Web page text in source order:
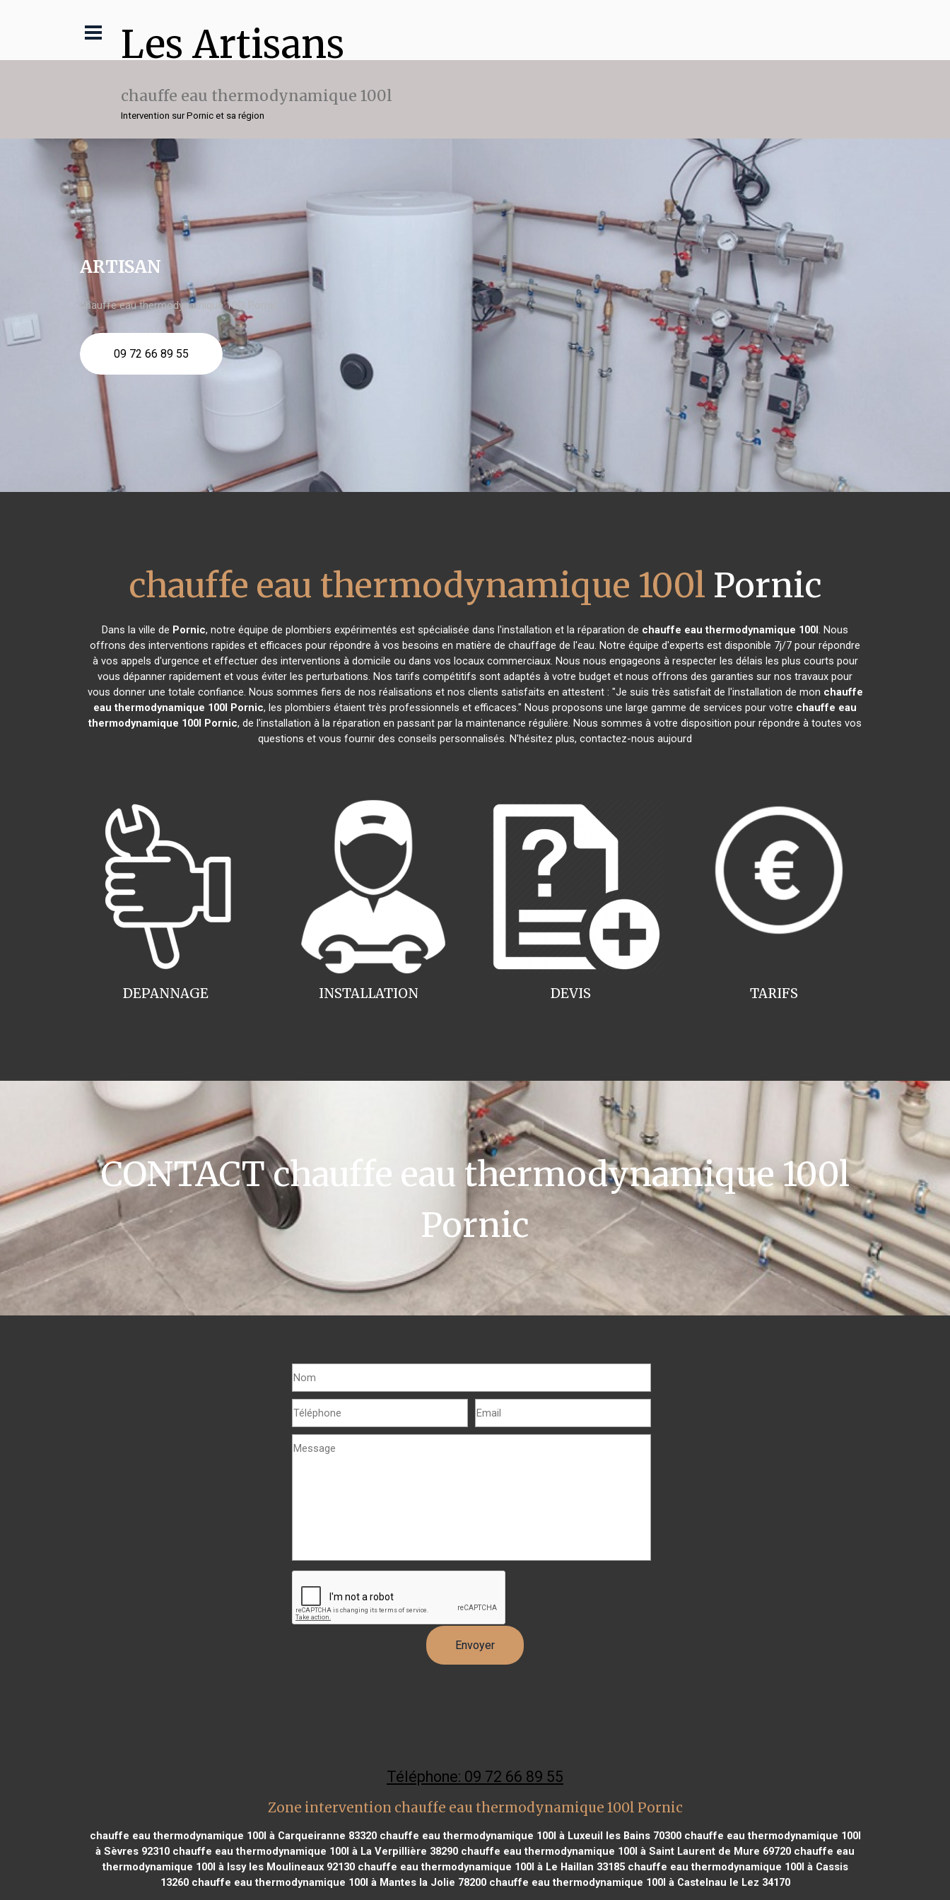
Les Artisans
chauffe eau thermodynamique 100l
Intervention sur Pornic et sa région
ARTISAN
chauffe eau thermodynamique 100l Pornic
09 72 66 89 55
chauffe eau thermodynamique 100l Pornic
Dans la ville de Pornic, notre équipe de plombiers expérimentés est spécialisée dans l'installation et la réparation de chauffe eau thermodynamique 100l. Nous
offrons des interventions rapides et efficaces pour répondre à vos besoins en matière de chauffage de l'eau. Notre équipe d'experts est disponible 7j/7 pour répondre
à vos appels d'urgence et effectuer des interventions à domicile ou dans vos locaux commerciaux. Nous nous engageons à respecter les délais les plus courts pour
vous dépanner rapidement et vous éviter les perturbations. Nos tarifs compétitifs sont adaptés à votre budget et nous offrons des garanties sur nos travaux pour
vous donner une totale confiance. Nous sommes fiers de nos réalisations et nos clients satisfaits en attestent : "Je suis très satisfait de l'installation de mon chauffe
eau thermodynamique 100l Pornic, les plombiers étaient très professionnels et efficaces." Nous proposons une large gamme de services pour votre chauffe eau
thermodynamique 100l Pornic, de l'installation à la réparation en passant par la maintenance régulière. Nous sommes à votre disposition pour répondre à toutes vos
questions et vous fournir des conseils personnalisés. N'hésitez plus, contactez-nous aujourd
INSTALLATION
DEPANNAGE TARIFS
DEVIS
CONTACT chauffe eau thermodynamique 100l
Pornic
Téléphone: 09 72 66 89 55
Zone intervention chauffe eau thermodynamique 100l Pornic
chauffe eau thermodynamique 100l à Carqueiranne 83320chauffe eau thermodynamique 100l à Luxeuil les Bains 70300chauffe eau thermodynamique 100l
à Sèvres 92310 chauffe eau thermodynamique 100l à La Verpillière 38290 chauffe eau thermodynamique 100l à Saint Laurent de Mure 69720 chauffe eau
thermodynamique 100l à Issy les Moulineaux 92130chauffe eau thermodynamique 100l à Le Haillan 33185chauffe eau thermodynamique 100l à Cassis
13260chauffe eau thermodynamique 100l à Mantes la Jolie 78200chauffe eau thermodynamique 100l à Castelnau le Lez 34170